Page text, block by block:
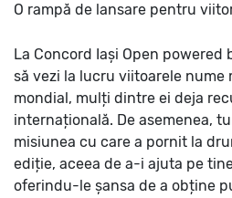
O rampă de lansare pentru
La Concord Iași Open powered
să vezi la lucru viitoarele nume
mondial, mulți dintre ei deja
internațională. De asemenea,
misiunea cu care a pornit la
ediție, aceea de a-i ajuta pe
oferindu-le șansa de a obține